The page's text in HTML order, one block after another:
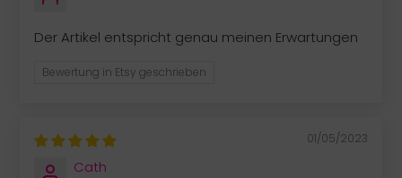
Der Artikel entspricht genau meinen Erwartungen
Bewertung in Etsy geschrieben
01/05/2023
Cath